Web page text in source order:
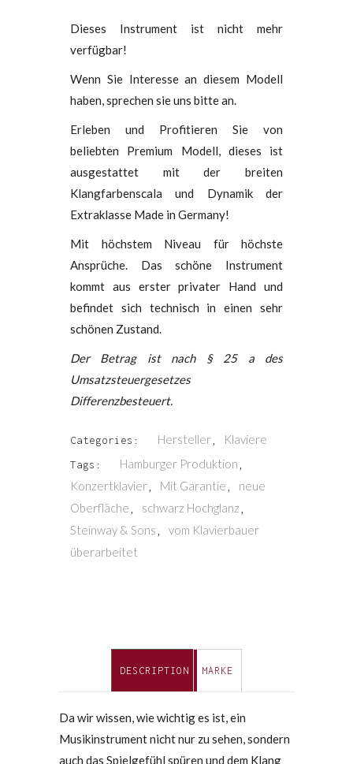
Dieses Instrument ist nicht mehr
verfügbar!
Wenn Sie Interesse an diesem Modell
haben, sprechen sie uns bitte an.
Erleben und Profitieren Sie von
beliebten Premium Modell, dieses ist
ausgestattet mit der breiten
Klangfarbenscala und Dynamik der
Extraklasse Made in Germany!
Mit höchstem Niveau für höchste
Ansprüche. Das schöne Instrument
kommt aus erster privater Hand und
befindet sich technisch in einen sehr
schönen Zustand.
Der Betrag ist nach § 25 a des
Umsatzsteuergesetzes
Differenzbesteuert.
Categories: Hersteller Klaviere
Tags: Hamburger Produktion
Konzertklavier Mit Garantie
neue
Oberfläche
schwarz Hochglanz
Steinway & Sons
vom Klavierbauer
überarbeitet
DESCRIPTION MARKE
Da wir wissen, wie wichtig es ist, ein
Musikinstrument nicht nur zu sehen, sondern
auch das Spielgefühl spüren und dem Klang